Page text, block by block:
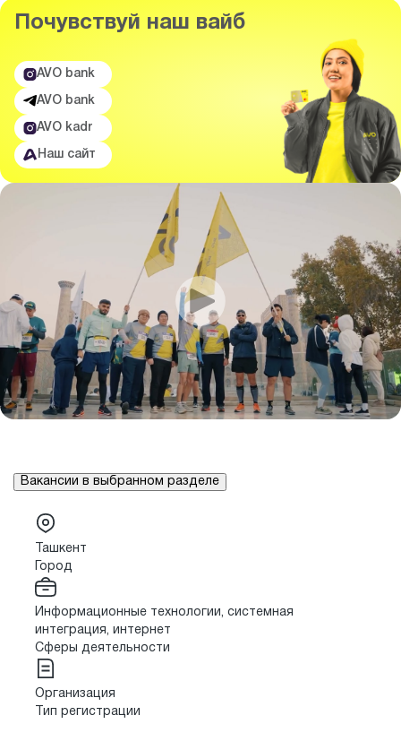
Почувствуй наш вайб
AVO bank
AVO bank
AVO kadr
Наш сайт
Вакансии в выбранном разделе
Ташкент
Город
Информационные технологии, системная
интеграция, интернет
Сферы деятельности
Организация
Тип регистрации